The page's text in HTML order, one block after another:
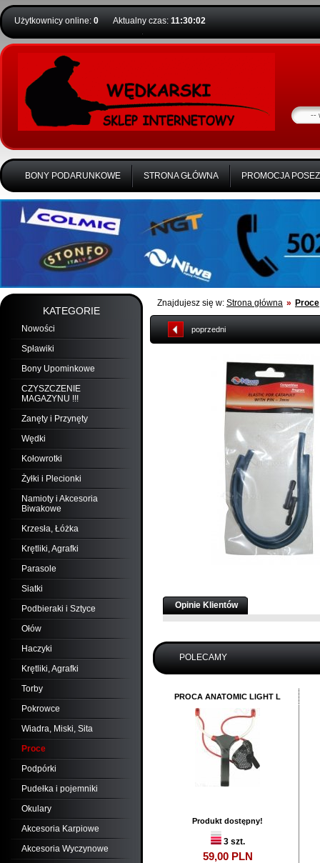
Użytkownicy online: 0 Aktualny czas: 11:30:02
BONY PODARUNKOWE STRONA GŁÓWNA PROMOCJA
KATEGORIE
Nowości
Spławiki
Bony Upominkowe
CZYSZCZENIE
MAGAZYNU !!!
Zanęty i Przynęty
Wędki
Kołowrotki
Żyłki i Plecionki
Namioty i Akcesoria
Biwakowe
Krzesła, Łóżka
Krętliki, Agrafki
Parasole
Siatki
Podbieraki i Sztyce
Ołów
Haczyki
Krętliki, Agrafki
Torby
Pokrowce
Wiadra, Miski, Sita
Proce
Podpórki
Pudełka i pojemniki
Okulary
Akcesoria Karpiowe
Akcesoria Wyczynowe
Znajdujesz się w: Strona główna » Proce
poprzedni
Opinie Klientów
POLECAMY
PROCA ANATOMIC LIGHT L
Produkt dostępny!
3 szt.
59,00PLN